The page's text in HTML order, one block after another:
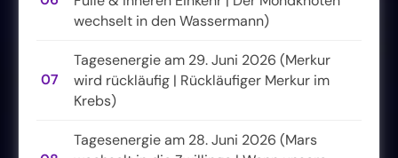
wechselt in den Wassermann)
07
Tagesenergie am 29. Juni 2026 (Merkur
wird rückläufig | Rückläufiger Merkur im
Krebs)
Tagesenergie am 28. Juni 2026 (Mars